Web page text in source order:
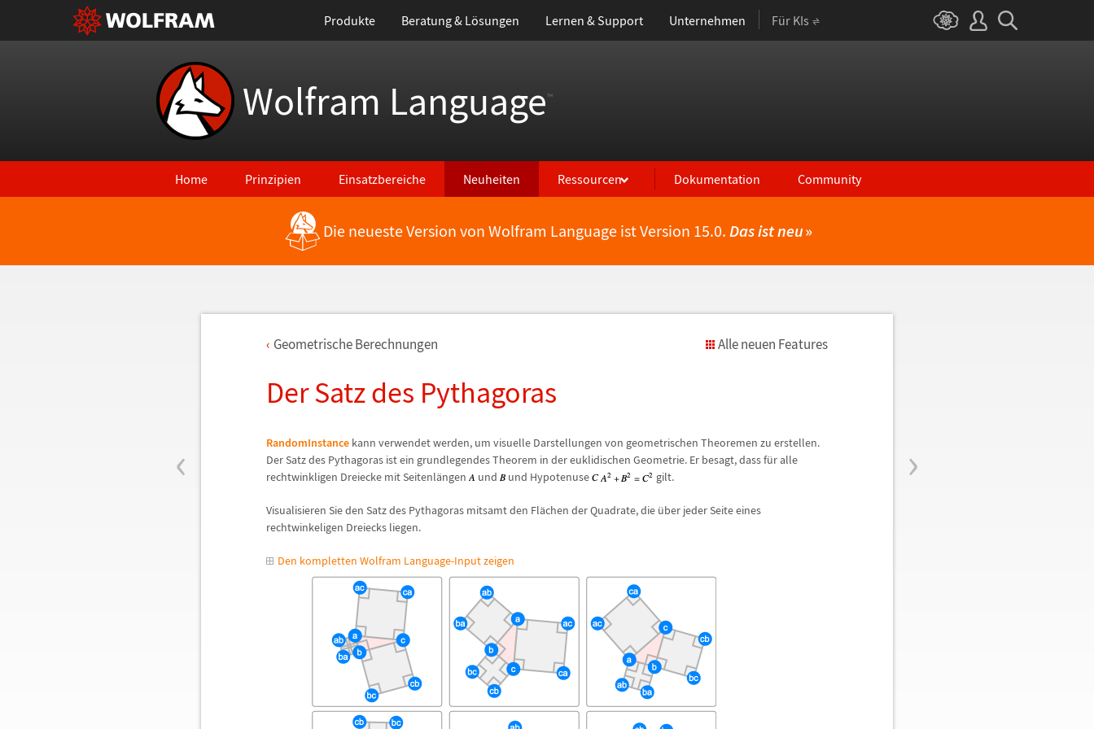
Produkte Beratung & Lösungen Lernen & Support Unternehmen Für KIs
Wolfram Language™
Home Prinzipien Einsatzbereiche Neuheiten Ressourcen Dokumentation Community
Die neueste Version von Wolfram Language ist Version 15.0. Das ist neu»
‹ ›
Geometrische Berechnungen Alle neuen Features
Der Satz des Pythagoras
RandomInstance kann verwendet werden, um visuelle Darstellungen von geometrischen Theoremen zu erstellen.
Der Satz des Pythagoras ist ein grundlegendes Theorem in der euklidischen Geometrie. Er besagt, dass für alle
rechtwinkligen Dreiecke mit Seitenlängen und und Hypotenuse gilt.
Visualisieren Sie den Satz des Pythagoras mitsamt den Flächen der Quadrate, die über jeder Seite eines
rechtwinkeligen Dreiecks liegen.
Den kompletten Wolfram Language-Input zeigen